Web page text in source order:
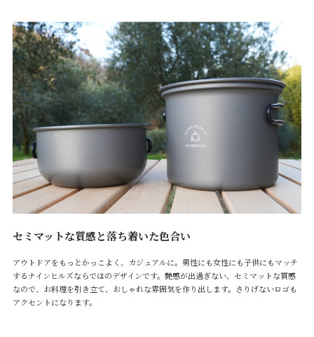
セミマットな質感と落ち着いた色合い
アウトドアをもっとかっこよく、カジュアルに。男性にも女性にも子供にもマッチ
するナインヒルズならではのデザインです。艶感が出過ぎない、セミマットな質感
なので、お料理を引き立て、おしゃれな雰囲気を作り出します。さりげないロゴも
アクセントになります。